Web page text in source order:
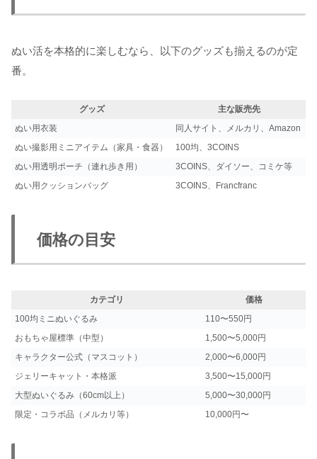
ぬい活を本格的に楽しむなら、以下のグッズも揃えるのが定
番。
グッズ
主な販売先
ぬい用衣装
同人サイト、メルカリ、Amazon
ぬい撮影用ミニアイテム（家具・食器）
100均、3COINS
ぬい用透明ポーチ（連れ歩き用）
3COINS、ダイソー、コミケ等
ぬい用クッションバッグ
3COINS、Francfranc
価格の目安
カテゴリ
価格
100均ミニぬいぐるみ
110〜550円
おもちゃ屋標準（中型）
1,500〜5,000円
キャラクター公式（マスコット）
2,000〜6,000円
ジェリーキャット・本格派
3,500〜15,000円
大型ぬいぐるみ（60cm以上）
5,000〜30,000円
限定・コラボ品（メルカリ等）
10,000円〜